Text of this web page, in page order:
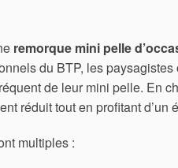
remorque mini pelle
du BTP, les
de leur mini pelle. En
réduit tout en profitant
multiples :